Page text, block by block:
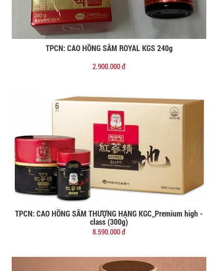
Đặt mua
TPCN: CAO HỒNG SÂM ROYAL KGS 240g
2.900.000 đ
Đặt mua
TPCN: CAO HỒNG SÂM THƯỢNG HẠNG KGC_Premium high -
class (300g)
8.590.000 đ